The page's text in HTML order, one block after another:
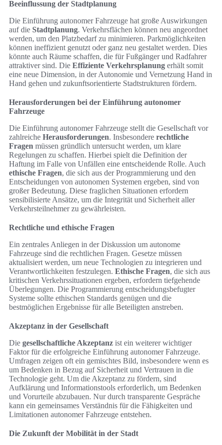
Beeinflussung der Stadtplanung
Die Einführung autonomer Fahrzeuge hat große Auswirkungen
auf die Stadtplanung. Verkehrsflächen können neu angeordnet
werden, um den Platzbedarf zu minimieren. Parkmöglichkeiten
können ineffizient genutzt oder ganz neu gestaltet werden. Dies
könnte auch Räume schaffen, die für Fußgänger und Radfahrer
attraktiver sind. Die Effiziente Verkehrsplanung erhält somit
eine neue Dimension, in der Autonomie und Vernetzung Hand in
Hand gehen und zukunftsorientierte Stadtstrukturen fördern.
Herausforderungen bei der Einführung autonomer
Fahrzeuge
Die Einführung autonomer Fahrzeuge stellt die Gesellschaft vor
zahlreiche Herausforderungen. Insbesondere rechtliche
Fragen müssen gründlich untersucht werden, um klare
Regelungen zu schaffen. Hierbei spielt die Definition der
Haftung im Falle von Unfällen eine entscheidende Rolle. Auch
ethische Fragen, die sich aus der Programmierung und den
Entscheidungen von autonomen Systemen ergeben, sind von
großer Bedeutung. Diese fraglichen Situationen erfordern
sensibilisierte Ansätze, um die Integrität und Sicherheit aller
Verkehrsteilnehmer zu gewährleisten.
Rechtliche und ethische Fragen
Ein zentrales Anliegen in der Diskussion um autonome
Fahrzeuge sind die rechtlichen Fragen. Gesetze müssen
aktualisiert werden, um neue Technologien zu integrieren und
Verantwortlichkeiten festzulegen. Ethische Fragen, die sich aus
kritischen Verkehrssituationen ergeben, erfordern tiefgehende
Überlegungen. Die Programmierung entscheidungsbefugter
Systeme sollte ethischen Standards genügen und die
bestmöglichen Ergebnisse für alle Beteiligten anstreben.
Akzeptanz in der Gesellschaft
Die gesellschaftliche Akzeptanz ist ein weiterer wichtiger
Faktor für die erfolgreiche Einführung autonomer Fahrzeuge.
Umfragen zeigen oft ein gemischtes Bild, insbesondere wenn es
um Bedenken in Bezug auf Sicherheit und Vertrauen in die
Technologie geht. Um die Akzeptanz zu fördern, sind
Aufklärung und Informationstools erforderlich, um Bedenken
und Vorurteile abzubauen. Nur durch transparente Gespräche
kann ein gemeinsames Verständnis für die Fähigkeiten und
Limitationen autonomer Fahrzeuge entstehen.
Die Zukunft der Mobilität in der Stadt